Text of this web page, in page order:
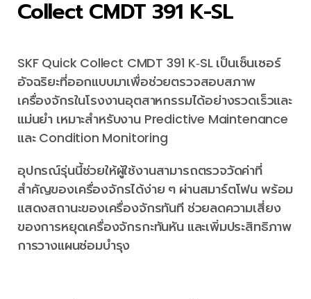
Collect CMDT 391 K-SL
SKF Quick Collect CMDT 391 K‑SL เป็นเซ็นเซอร์
อัจฉริยะที่ออกแบบมาเพื่อช่วยตรวจสอบสภาพ
เครื่องจักรในโรงงานอุตสาหกรรมได้อย่างรวดเร็วและ
แม่นยำ เหมาะสำหรับงาน Predictive Maintenance
และ Condition Monitoring
อุปกรณ์รุ่นนี้ช่วยให้ผู้ใช้งานสามารถตรวจวัดค่าที่
สำคัญของเครื่องจักรได้ง่าย ๆ ผ่านสมาร์ตโฟน พร้อม
แสดงสถานะของเครื่องจักรทันที ช่วยลดความเสี่ยง
ของการหยุดเครื่องจักรกะทันหัน และเพิ่มประสิทธิภาพ
การวางแผนซ่อมบำรุง